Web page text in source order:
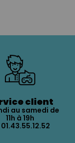
client
au samedi de
11h à 19h